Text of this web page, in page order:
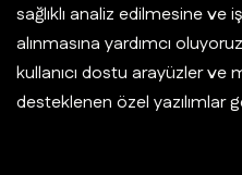
sağlıklı analiz edilmesine ve
alınmasına yardımcı
kullanıcı dostu arayüzler ve
desteklenen özel yazılımlar